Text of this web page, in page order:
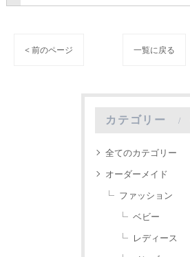
< 前のページ 一覧に戻る
カテゴリー
全てのカテゴリー
オーダーメイド
ファッション
ベビー
レディース